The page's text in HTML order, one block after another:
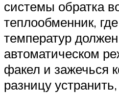
системы обратка
теплообменник,
температур
автоматическом
факел и зажечься
разницу